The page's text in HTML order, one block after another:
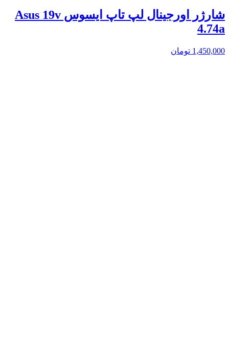
شارژر اورجینال لپ تاپ ایسوس Asus 19v
4.74a
1,450,000 تومان